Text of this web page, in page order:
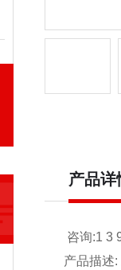
产品详
咨询:1 3
产品描述